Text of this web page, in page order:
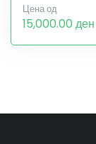
Цена од
15,000.00 ден